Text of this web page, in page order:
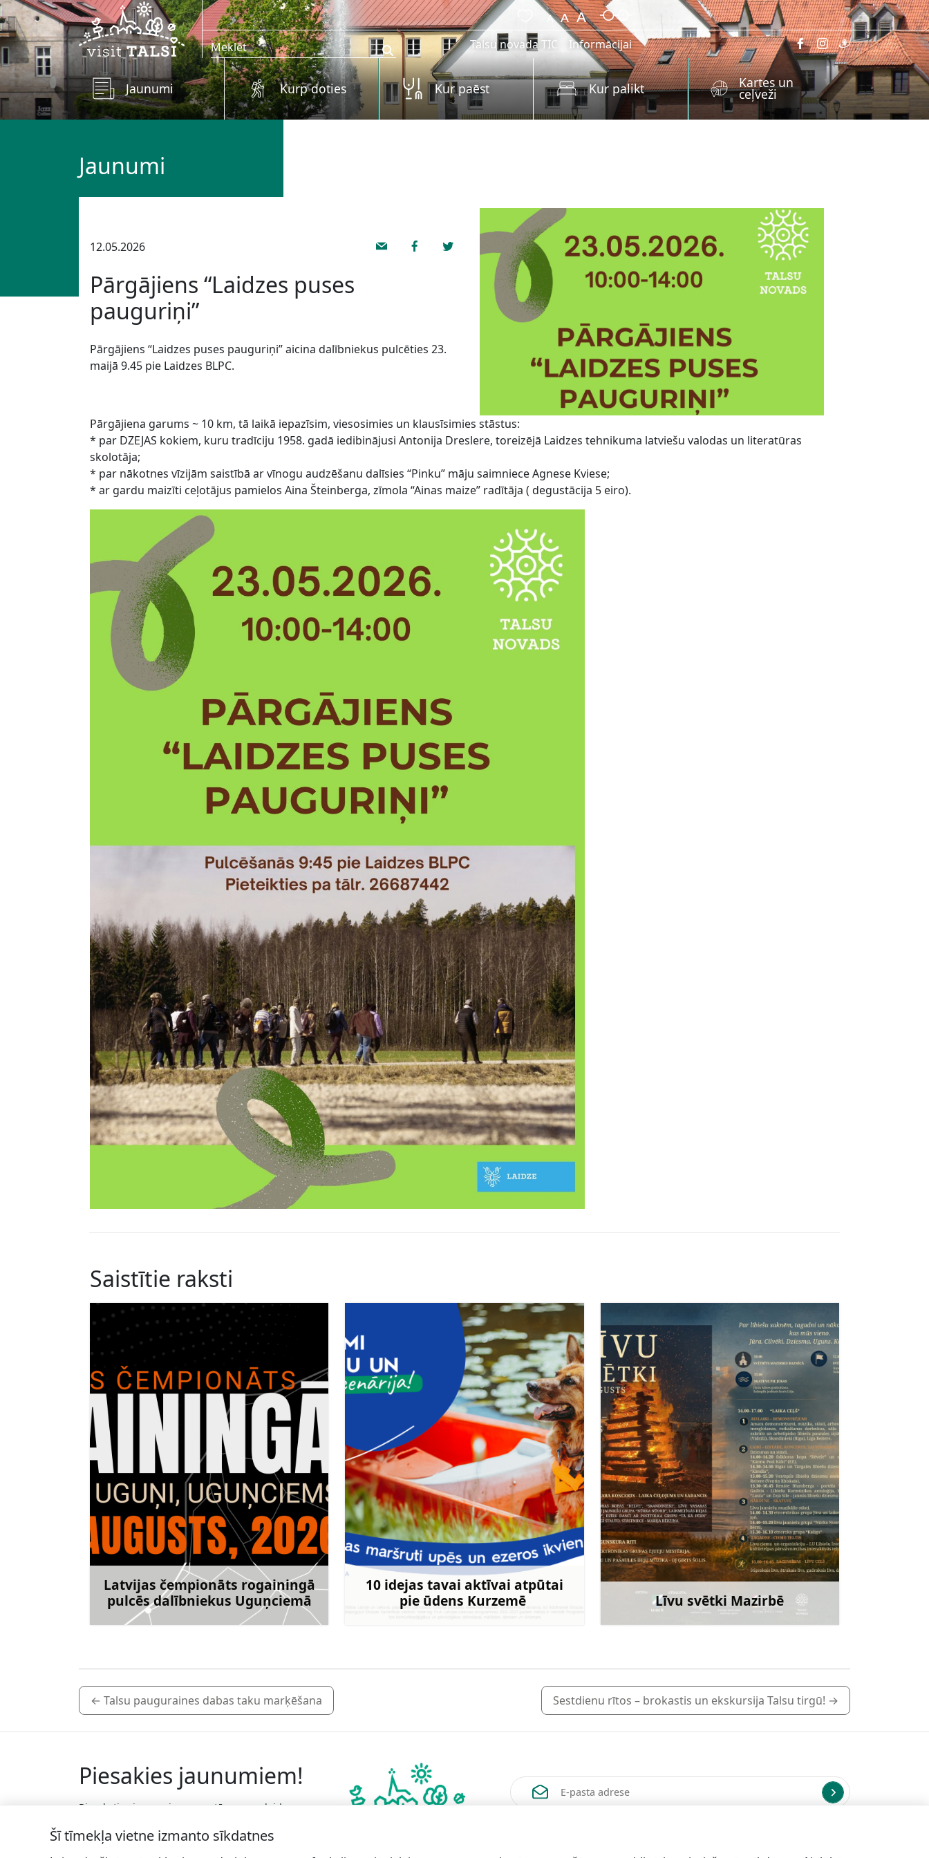
Skip to main content
Talsu novada TIC Informācijai
Jaunumi Kurp doties Kur paēst Kur palikt Kartes un
ceļveži
Jaunumi
12.05.2026
Pārgājiens “Laidzes puses
pauguriņi”
Pārgājiens “Laidzes puses pauguriņi” aicina dalībniekus pulcēties 23.
maijā 9.45 pie Laidzes BLPC.
Pārgājiena garums ~ 10 km, tā laikā iepazīsim, viesosimies un klausīsimies stāstus:
* par DZEJAS kokiem, kuru tradīciju 1958. gadā iedibinājusi Antonija Dreslere, toreizējā Laidzes tehnikuma latviešu valodas un literatūras
skolotāja;
* par nākotnes vīzijām saistībā ar vīnogu audzēšanu dalīsies “Pinku” māju saimniece Agnese Kviese;
* ar gardu maizīti ceļotājus pamielos Aina Šteinberga, zīmola “Ainas maize” radītāja ( degustācija 5 eiro).
Saistītie raksti
Latvijas čempionāts rogainingā
pulcēs dalībniekus Uguņciemā
Uzzināt vairāk
10 idejas tavai aktīvai atpūtai
pie ūdens Kurzemē
Līvu svētki Mazirbē
Uzzināt vairāk
← Talsu pauguraines dabas taku marķēšana Sestdienu rītos – brokastis un ekskursija Talsu tirgū! →
Piesakies jaunumiem!
Pieraksties jaunumiem e-pastā un nepalaid
Šī tīmekļa vietne izmanto sīkdatnes